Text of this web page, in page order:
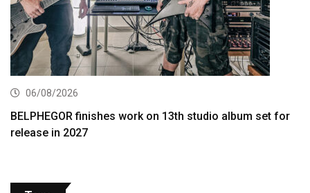
06/08/2026
BELPHEGOR finishes work on 13th studio album set for
release in 2027